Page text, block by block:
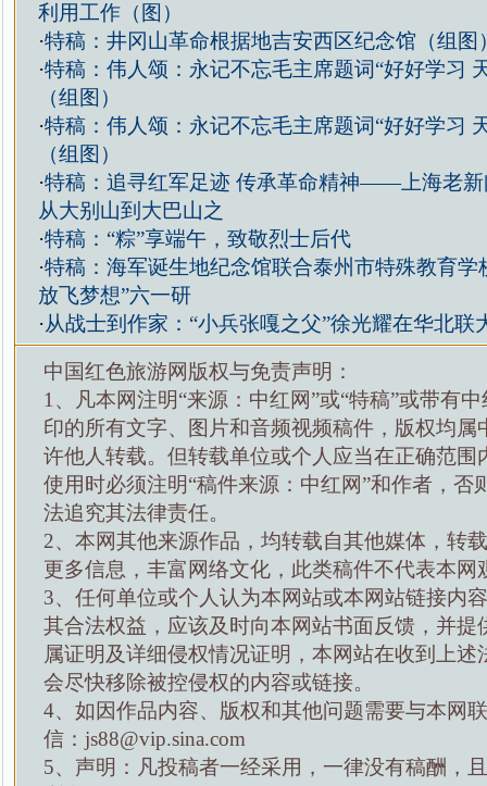
利用工作（图）
·特稿：井冈山革命根据地吉安西区纪念馆（组图
·特稿：伟人颂：永记不忘毛主席题词“好好学习
（组图）
·特稿：伟人颂：永记不忘毛主席题词“好好学习
（组图）
·特稿：追寻红军足迹 传承革命精神——上海老新
从大别山到大巴山之
·特稿：“粽”享端午，致敬烈士后代
·特稿：海军诞生地纪念馆联合泰州市特殊教育学
放飞梦想”六一研
·从战士到作家：“小兵张嘎之父”徐光耀在华北联
中国红色旅游网版权与免责声明：
1、凡本网注明“来源：中红网”或“特稿”或带有
印的所有文字、图片和音频视频稿件，版权均属
许他人转载。但转载单位或个人应当在正确范围
使用时必须注明“稿件来源：中红网”和作者，否
法追究其法律责任。
2、本网其他来源作品，均转载自其他媒体，转
更多信息，丰富网络文化，此类稿件不代表本网
3、任何单位或个人认为本网站或本网站链接内
其合法权益，应该及时向本网站书面反馈，并提
属证明及详细侵权情况证明，本网站在收到上述
会尽快移除被控侵权的内容或链接。
4、如因作品内容、版权和其他问题需要与本网
信：js88@vip.sina.com
5、声明：凡投稿者一经采用，一律没有稿酬，